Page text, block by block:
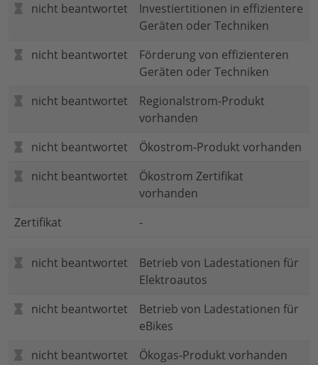
nicht beantwortet
Investiertitionen in effizientere
Geräten oder Techniken
nicht beantwortet
Förderung von effizienteren
Geräten oder Techniken
nicht beantwortet
Regionalstrom-Produkt
vorhanden
nicht beantwortet
Ökostrom-Produkt vorhanden
nicht beantwortet
Ökostrom Zertifikat
vorhanden
Zertifikat
-
nicht beantwortet
Betrieb von Ladestationen für
Elektroautos
nicht beantwortet
Betrieb von Ladestationen für
eBikes
nicht beantwortet
Ökogas-Produkt vorhanden